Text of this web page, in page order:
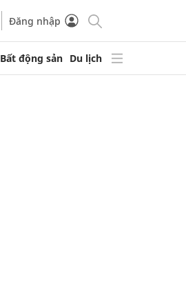
Đăng nhập
Bất động sản Du lịch